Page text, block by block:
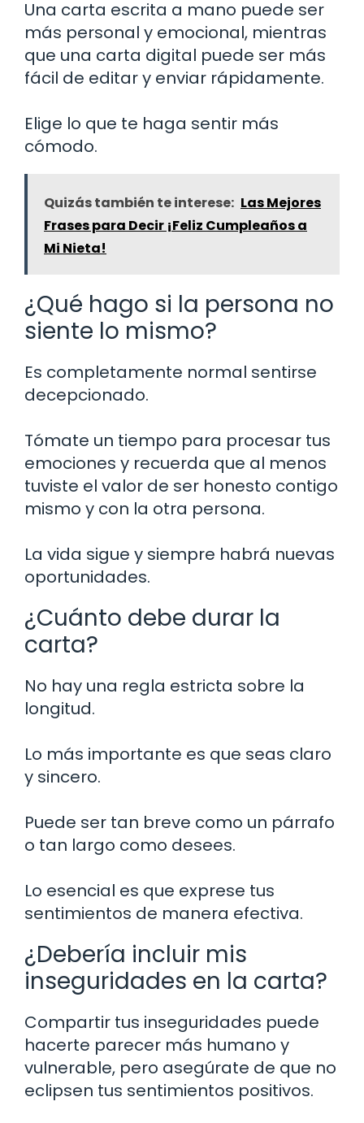
Una carta escrita a mano puede ser
más personal y emocional, mientras
que una carta digital puede ser más
fácil de editar y enviar rápidamente.
Elige lo que te haga sentir más
cómodo.
Quizás también te interese: Las Mejores
Frases para Decir ¡Feliz Cumpleaños a
Mi Nieta!
¿Qué hago si la persona no
siente lo mismo?
Es completamente normal sentirse
decepcionado.
Tómate un tiempo para procesar tus
emociones y recuerda que al menos
tuviste el valor de ser honesto contigo
mismo y con la otra persona.
La vida sigue y siempre habrá nuevas
oportunidades.
¿Cuánto debe durar la
carta?
No hay una regla estricta sobre la
longitud.
Lo más importante es que seas claro
y sincero.
Puede ser tan breve como un párrafo
o tan largo como desees.
Lo esencial es que exprese tus
sentimientos de manera efectiva.
¿Debería incluir mis
inseguridades en la carta?
Compartir tus inseguridades puede
hacerte parecer más humano y
vulnerable, pero asegúrate de que no
eclipsen tus sentimientos positivos.